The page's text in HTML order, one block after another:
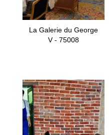
La Galerie du George
V - 75008